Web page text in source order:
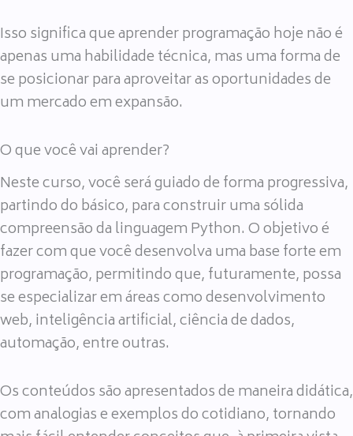
Isso significa que aprender programação hoje não é
apenas uma habilidade técnica, mas uma forma de
se posicionar para aproveitar as oportunidades de
um mercado em expansão.
O que você vai aprender?
Neste curso, você será guiado de forma progressiva,
partindo do básico, para construir uma sólida
compreensão da linguagem Python. O objetivo é
fazer com que você desenvolva uma base forte em
programação, permitindo que, futuramente, possa
se especializar em áreas como desenvolvimento
web, inteligência artificial, ciência de dados,
automação, entre outras.
Os conteúdos são apresentados de maneira didática,
com analogias e exemplos do cotidiano, tornando